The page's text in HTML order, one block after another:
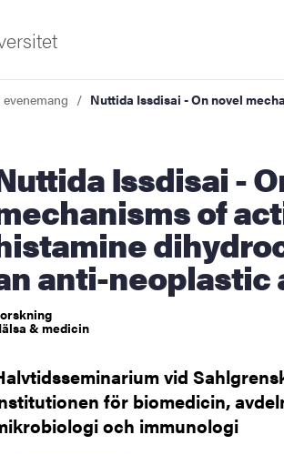
innovation
Nuttida Issdisai - On novel
On novel
of
anti-neoplastic
& medicin
vid
för biomedicin,
och immunologi